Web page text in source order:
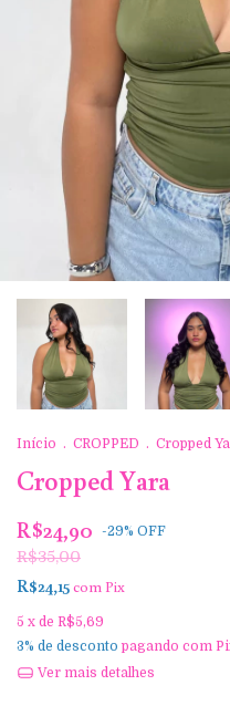
Início . CROPPED . Cropped
Cropped Yara
R$24,90 -29% OFF
R$35,00
R$24,15com Pix
5 x de R$5,69
3% de desconto pagando com
Ver mais detalhes